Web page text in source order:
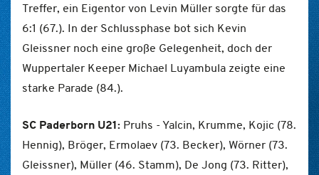
Treffer, ein Eigentor von Levin Müller sorgte für das
6:1 (67.). In der Schlussphase bot sich Kevin
Gleissner noch eine große Gelegenheit, doch der
Wuppertaler Keeper Michael Luyambula zeigte eine
starke Parade (84.).
SC Paderborn U21: Pruhs - Yalcin, Krumme, Kojic (78.
Hennig), Bröger, Ermolaev (73. Becker), Wörner (73.
Gleissner), Müller (46. Stamm), De Jong (73. Ritter),